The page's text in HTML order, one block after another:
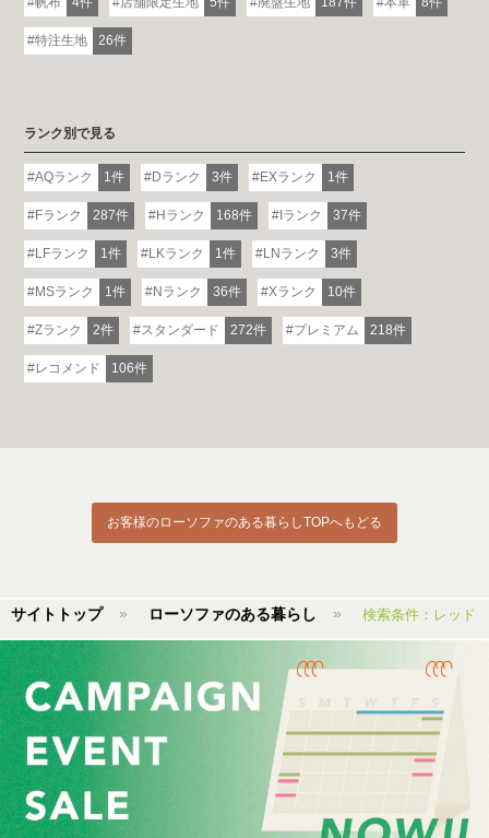
特注生地 26件
ランク別で見る
AQランク 1件 Dランク 3件 EXランク 1件
Fランク 287件 Hランク 168件 Iランク 37件
LFランク 1件 LKランク 1件 LNランク 3件
MSランク 1件 Nランク 36件 Xランク 10件
Zランク 2件 スタンダード 272件 プレミアム 218件
レコメンド 106件
お客様のローソファのある暮らしTOPへもどる
サイトトップ ローソファのある暮らし 検索条件：レッド